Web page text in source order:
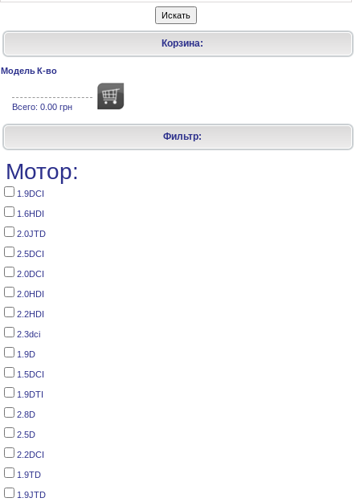
Корзина:
Модель К-во
Всего: 0.00 грн
Фильтр:
Мотор:
1.9DCI
1.6HDI
2.0JTD
2.5DCI
2.0DCI
2.0HDI
2.2HDI
2.3dci
1.9D
1.5DCI
1.9DTI
2.8D
2.5D
2.2DCI
1.9TD
1.9JTD